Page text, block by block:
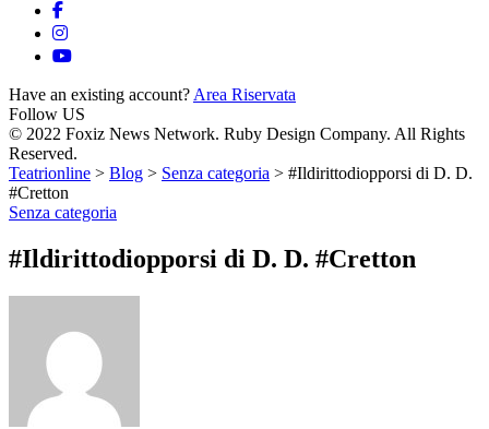
Have an existing account? Area Riservata
Follow US
© 2022 Foxiz News Network. Ruby Design Company. All Rights
Reserved.
Teatrionline > Blog > Senza categoria > #Ildirittodiopporsi di D. D.
#Cretton
Senza categoria
#Ildirittodiopporsi di D. D. #Cretton